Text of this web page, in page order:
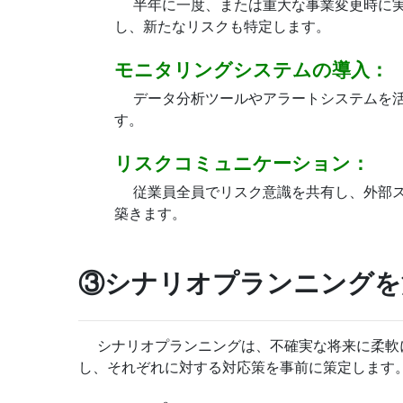
半年に一度、または重大な事業変更時に
し、新たなリスクも特定します。
モニタリングシステムの導入：
データ分析ツールやアラートシステムを
す。
リスクコミュニケーション：
従業員全員でリスク意識を共有し、外部
築きます。
③シナリオプランニング
シナリオプランニングは、不確実な将来に柔
し、それぞれに対する対応策を事前に策定します